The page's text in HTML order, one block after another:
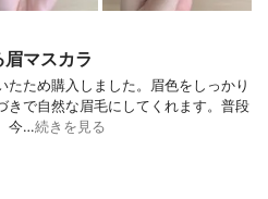
マスカラ
たため購入しました。眉色をしっかり
きで自然な眉毛にしてくれます。普段
今…続きを見る